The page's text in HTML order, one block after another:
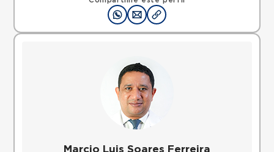
Marcio Luis Soares Ferreira